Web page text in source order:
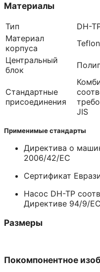
Материалы
Тип DН-
Материал
корпуса
Центральный
блок
Стандартные
присоединения
JIS
Применимые стандарты
Директива о
2006/42/EC
Сертификат
Насос DH-TP
Директиве 94/9/
Размеры
Покомпонентное